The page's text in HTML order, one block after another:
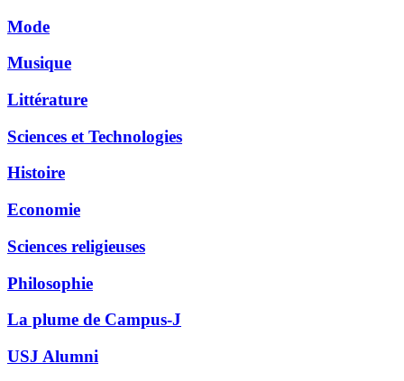
Mode
Musique
Littérature
Sciences et Technologies
Histoire
Economie
Sciences religieuses
Philosophie
La plume de Campus-J
USJ Alumni